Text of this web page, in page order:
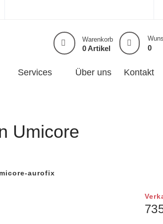
Warenkorb
0 Artikel 0
Services Über uns Kontakt
Umicore
aurofix